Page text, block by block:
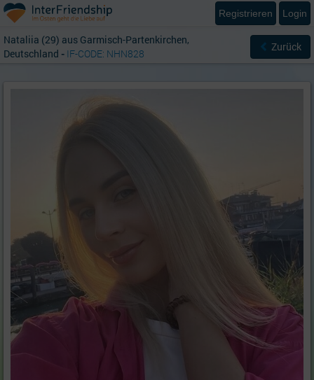
Nataliia (29) aus Garmisch-Partenkirchen,
Deutschland - IF-CODE: NHN828
Zurück
Registrieren Login